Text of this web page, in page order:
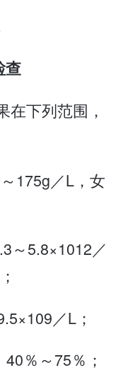
查
在下列范围，
175g／L，女
～5.8×1012／
／L；
％～75％；